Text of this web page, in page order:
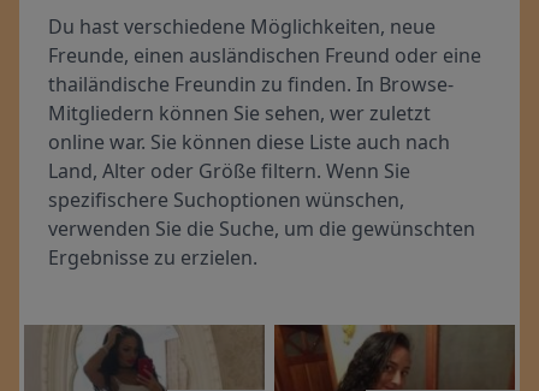
Du hast verschiedene Möglichkeiten, neue
Freunde, einen ausländischen Freund oder eine
thailändische Freundin zu finden. In Browse-
Mitgliedern können Sie sehen, wer zuletzt
online war. Sie können diese Liste auch nach
Land, Alter oder Größe filtern. Wenn Sie
spezifischere Suchoptionen wünschen,
verwenden Sie die Suche, um die gewünschten
Ergebnisse zu erzielen.